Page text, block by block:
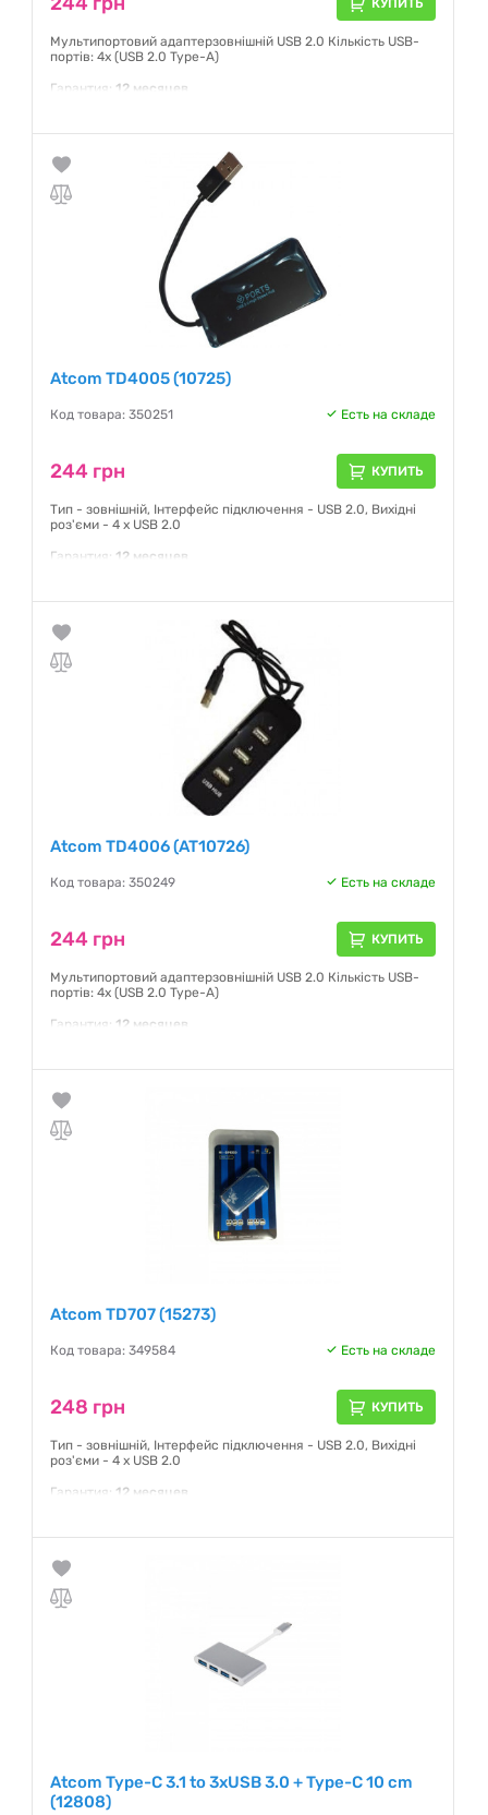
Мультипортовий адаптерзовнішній USB 2.0 Кількість USB-
портів: 4x (USB 2.0 Type-A)
Гарантия: 12 месяцев
Atcom TD4005 (10725)
Код товара: 350251 Есть на складе
244 грн КУПИТЬ
Тип - зовнішній, Інтерфейс підключення - USB 2.0, Вихідні
роз'єми - 4 x USB 2.0
Гарантия: 12 месяцев
Atcom TD4006 (AT10726)
Код товара: 350249 Есть на складе
244 грн КУПИТЬ
Мультипортовий адаптерзовнішній USB 2.0 Кількість USB-
портів: 4x (USB 2.0 Type-A)
Гарантия: 12 месяцев
Atcom TD707 (15273)
Код товара: 349584 Есть на складе
248 грн КУПИТЬ
Тип - зовнішній, Інтерфейс підключення - USB 2.0, Вихідні
роз'єми - 4 x USB 2.0
Гарантия: 12 месяцев
Atcom Type-C 3.1 to 3xUSB 3.0 + Type-C 10 cm
(12808)